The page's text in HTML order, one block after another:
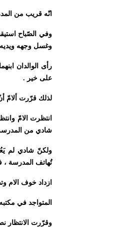
انّه قريب من
وفي الصّباح
وغسل وجهه
رأى الوالدان
على خير .
لذلك قرّرت ألامّ
انتظرت الامّ
شادي من
ولكنّ شادي لم
تُهاتف المدرسة ،
ازداد خوف الام
المتواجد في
وقرّرت الانتظار